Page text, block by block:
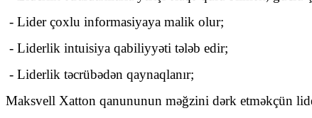
- Lider çoxlu informasiyaya malik olur;
- Liderlik intuisiya qabiliyyəti tələb edir;
- Liderlik təcrübədən qaynaqlanır;
Maksvell Xatton qanununun məğzini dərk etməkçün